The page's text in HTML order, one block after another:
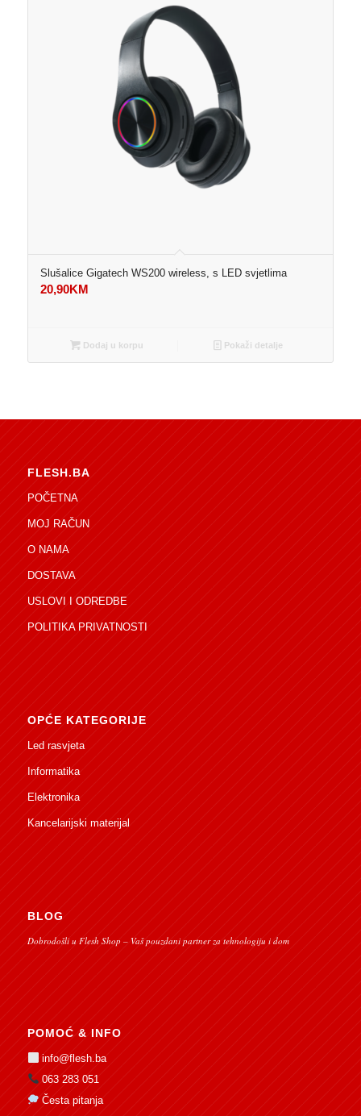
Slušalice Gigatech WS200 wireless, s LED svjetlima
20,90KM
Dodaj u korpu Pokaži detalje
FLESH.BA
POČETNA
MOJ RAČUN
O NAMA
DOSTAVA
USLOVI I ODREDBE
POLITIKA PRIVATNOSTI
OPĆE KATEGORIJE
Led rasvjeta
Informatika
Elektronika
Kancelarijski materijal
BLOG
Dobrodošli u Flesh Shop – Vaš pouzdani partner za tehnologiju i dom
POMOĆ & INFO
info@flesh.ba
063 283 051
Česta pitanja